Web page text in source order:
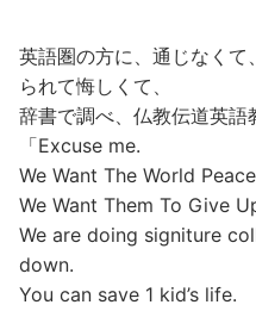
英語圏の方に、通じなく
られて悔しくて、
辞書で調べ、仏教伝道英語
「Excuse me.
We Want The World Peace
We Want Them To Give
We are doing signiture
down.
You can save 1 kid’s life.